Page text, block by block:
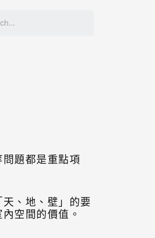
題都是重點項
、地、壁」的要
空間的價值。